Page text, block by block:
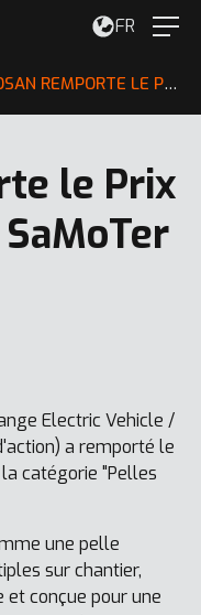
FR
LE PRIX DE L'INNOVATION SAMOTER
le Prix
Electric Vehicle /
a remporté le
catégorie "Pelles
une pelle
sur chantier,
conçue pour une